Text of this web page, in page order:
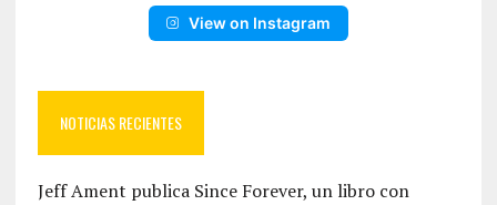
View on Instagram
NOTICIAS RECIENTES
Jeff Ament publica Since Forever, un libro con